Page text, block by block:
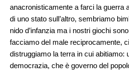
anacronisticamente a farci la guerra
di uno stato sull’altro, sembriamo
nido d’infanzia ma i nostri giochi
facciamo del male reciprocamente,
distruggiamo la terra in cui abitiamo:
democrazia, che è governo del